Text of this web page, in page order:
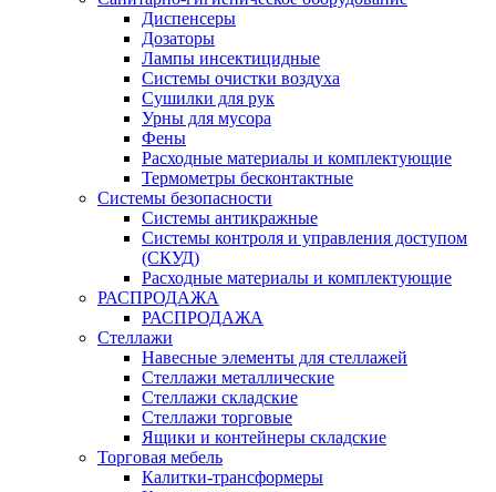
Диспенсеры
Дозаторы
Лампы инсектицидные
Системы очистки воздуха
Сушилки для рук
Урны для мусора
Фены
Расходные материалы и комплектующие
Термометры бесконтактные
Системы безопасности
Системы антикражные
Системы контроля и управления доступом
(СКУД)
Расходные материалы и комплектующие
РАСПРОДАЖА
РАСПРОДАЖА
Стеллажи
Навесные элементы для стеллажей
Стеллажи металлические
Стеллажи складские
Стеллажи торговые
Ящики и контейнеры складские
Торговая мебель
Калитки-трансформеры